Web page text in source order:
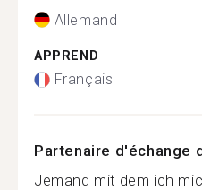
Allemand
APPREND
Français
Partenaire d'échange
Jemand mit dem ich